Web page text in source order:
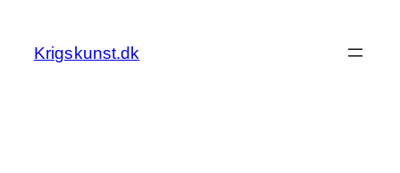
indhold
Krigskunst.dk